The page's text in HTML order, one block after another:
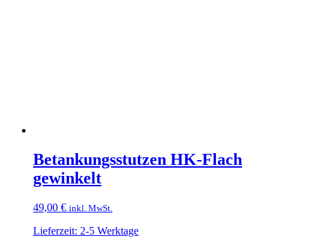
Betankungsstutzen HK-Flach
gewinkelt
49,00 € inkl. MwSt.
Lieferzeit: 2-5 Werktage